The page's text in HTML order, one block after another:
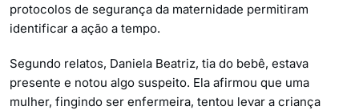
protocolos de segurança da maternidade permitiram
identificar a ação a tempo.
Segundo relatos, Daniela Beatriz, tia do bebê, estava
presente e notou algo suspeito. Ela afirmou que uma
mulher, fingindo ser enfermeira, tentou levar a criança